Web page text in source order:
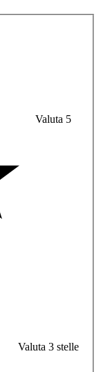
Valuta 5
Valuta 3 stelle